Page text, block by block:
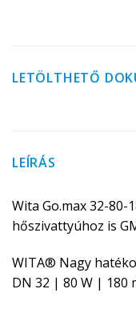
LETÖLTHETŐ
LEÍRÁS
Wita Go.max 32-
hőszivattyúhoz is
WITA® Nagy
DN 32 | 80 W | 180